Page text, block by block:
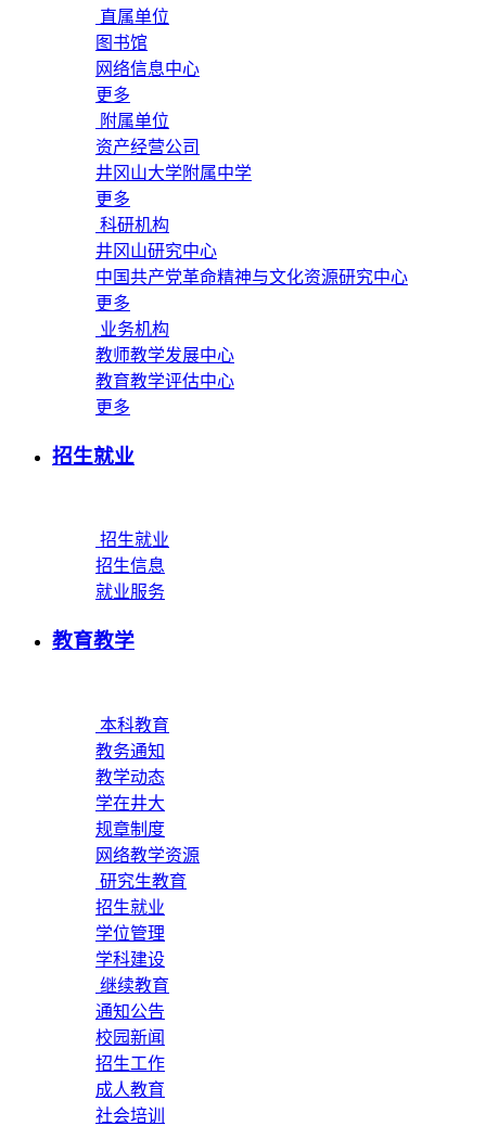
直属单位
图书馆
网络信息中心
更多
附属单位
资产经营公司
井冈山大学附属中学
更多
科研机构
井冈山研究中心
中国共产党革命精神与文化资源研究中心
更多
业务机构
教师教学发展中心
教育教学评估中心
更多
招生就业
招生就业
招生信息
就业服务
教育教学
本科教育
教务通知
教学动态
学在井大
规章制度
网络教学资源
研究生教育
招生就业
学位管理
学科建设
继续教育
通知公告
校园新闻
招生工作
成人教育
社会培训